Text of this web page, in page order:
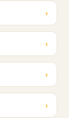
›
›
›
›